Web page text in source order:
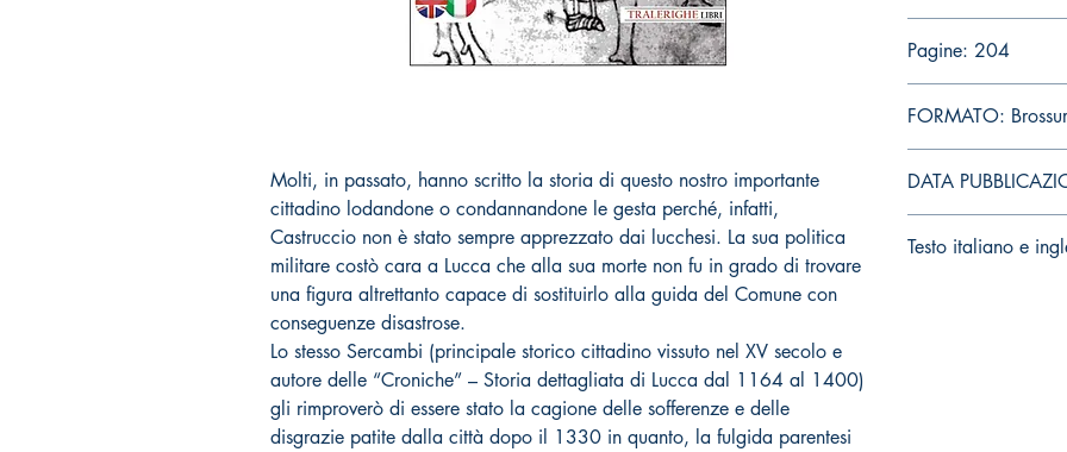
Molti, in passato, hanno scritto la storia di questo nostro importante
cittadino lodandone o condannandone le gesta perché, infatti,
Castruccio non è stato sempre apprezzato dai lucchesi. La sua politica
militare costò cara a Lucca che alla sua morte non fu in grado di trovare
una figura altrettanto capace di sostituirlo alla guida del Comune con
conseguenze disastrose.
Lo stesso Sercambi (principale storico cittadino vissuto nel XV secolo e
autore delle “Croniche” – Storia dettagliata di Lucca dal 1164 al 1400)
gli rimproverò di essere stato la cagione delle sofferenze e delle
disgrazie patite dalla città dopo il 1330 in quanto, la fulgida parentesi
Pagine: 204
FORMATO:
DATA
Testo italiano e